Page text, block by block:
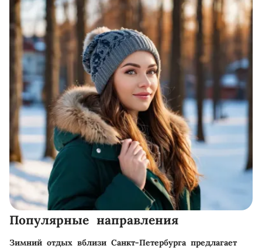
Популярные направления
Зимний отдых вблизи Санкт-Петербурга предлагает